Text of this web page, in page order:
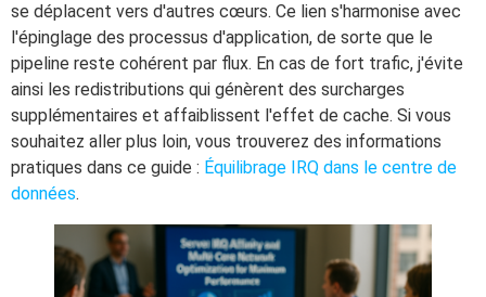
se déplacent vers d'autres cœurs. Ce lien s'harmonise avec
l'épinglage des processus d'application, de sorte que le
pipeline reste cohérent par flux. En cas de fort trafic, j'évite
ainsi les redistributions qui génèrent des surcharges
supplémentaires et affaiblissent l'effet de cache. Si vous
souhaitez aller plus loin, vous trouverez des informations
pratiques dans ce guide : Équilibrage IRQ dans le centre de
données.